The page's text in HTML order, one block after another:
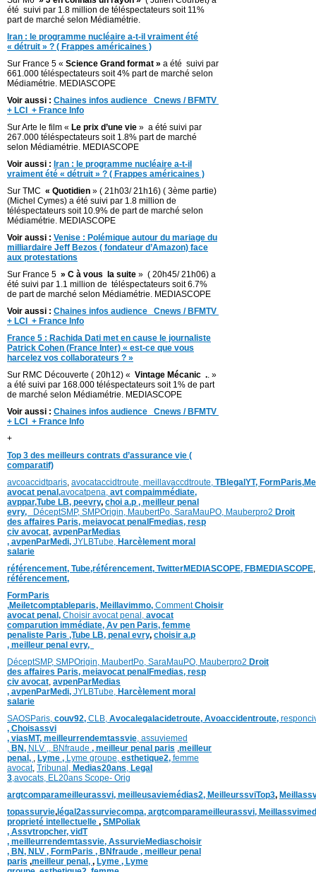
été suivi par 1.8 million de téléspectateurs soit 11%
part de marché selon Médiamétrie.
Iran : le programme nucléaire a-t-il vraiment été
« détruit » ? ( Frappes américaines )
Sur France 5 « Science Grand format » a été suivi par
661.000 téléspectateurs soit 4% part de marché selon
Médiamétrie. MEDIASCOPE
Voir aussi : Chaines infos audience Cnews / BFMTV
+ LCI + France Info
Sur Arte le film « Le prix d’une vie » a été suivi par
267.000 téléspectateurs soit 1.8% part de marché
selon Médiamétrie. MEDIASCOPE
Voir aussi : Iran : le programme nucléaire a-t-il
vraiment été « détruit » ? ( Frappes américaines )
Sur TMC « Quotidien » ( 21h03/ 21h16) ( 3ème partie)
(Michel Cymes) a été suivi par 1.8 million de
téléspectateurs soit 10.9% de part de marché selon
Médiamétrie. MEDIASCOPE
Voir aussi : Venise : Polémique autour du mariage du
milliardaire Jeff Bezos ( fondateur d’Amazon) face
aux protestations
Sur France 5 » C à vous la suite » ( 20h45/ 21h06) a
été suivi par 1.1 million de téléspectateurs soit 6.7%
de part de marché selon Médiamétrie. MEDIASCOPE
Voir aussi : Chaines infos audience Cnews / BFMTV
+ LCI + France Info
France 5 : Rachida Dati met en cause le journaliste
Patrick Cohen (France Inter) « est-ce que vous
harcelez vos collaborateurs ? »
Sur RMC Découverte ( 20h12) « Vintage Mécanic .. »
a été suivi par 168.000 téléspectateurs soit 1% de part
de marché selon Médiamétrie. MEDIASCOPE
Voir aussi : Chaines infos audience Cnews / BFMTV
+ LCI + France Info
+
Top 3 des meilleurs contrats d’assurance vie (
comparatif)
avcoaccidtparis, avocataccidtroute, meillavaccdtroute, TBlegalYT, FormParis,
avocat penal,avocatpena, avt compaimmédiate,
avppar,Tube LB, peevry, choi a.p , meilleur penal
evry,
DéceptSMP, SMPOrigin, MaubertPo, SaraMauPO, Mauberpro2 Droit
des affaires Paris, meiavocat penalFmedias, resp
civ avocat, avpenParMedias
, avpenParMedi, JYLBTube, Harcèlement moral
salarie
référencement, Tube,référencement, TwitterMEDIASCOPE, FBMEDIASCOPE
référencement,
FormParis
,Meiletcomptableparis, Meillavimmo, CommentChoisir
avocat penal, Choisir avocat penal, avocat
comparution immédiate, Av pen Paris, femme
penaliste Paris ,Tube LB, penal evry, choisir a.p
, meilleur penal evry,
DéceptSMP, SMPOrigin, MaubertPo, SaraMauPO, Mauberpro2 Droit
des affaires Paris, meiavocat penalFmedias, resp
civ avocat, avpenParMedias
, avpenParMedi, JYLBTube, Harcèlement moral
salarie
SAOSParis, couv92, CLB, Avocalegalacidetroute, Avoaccidentroute,
, Choisassvi
, viasMT, meilleurrendemtassvie, assuviemed
, BN, NLV ,, BNfraude , meilleur penal paris ,meilleur
penal, , Lyme , Lyme groupe, esthetique2, femme
avocat, Tribunal, Medias20ans, Legal
3,avocats, EL20ans Scope- Orig
argtcomparameilleurassvi, meilleusaviemédias2, MeilleurssviTop3,
topassurvie, légal2assurviecompa, argtcomparameilleurassvi,
proprieté intellectuelle , SMPoliak
, Assvtropcher, vidT
, meilleurrendemtassvie, AssurvieMediaschoisir
, BN, NLV , FormParis , BNfraude , meilleur penal
paris ,meilleur penal, , Lyme , Lyme